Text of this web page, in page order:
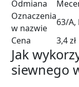
Odmiana
Oznaczenia
w nazwie
63/A,
Cena
3,4 zł
Jak
siewnego